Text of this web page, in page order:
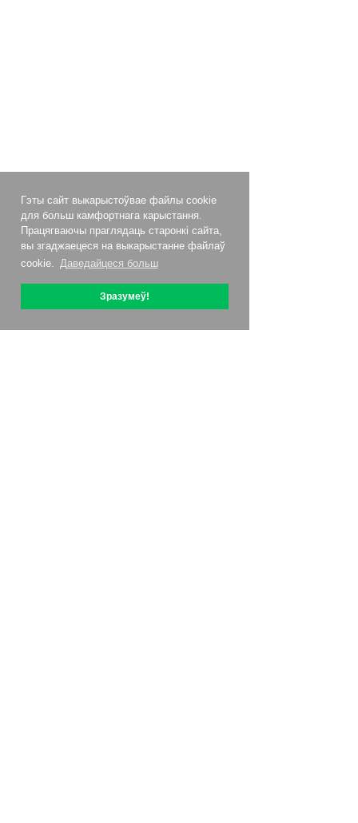
Гэты сайт выкарыстоўвае файлы cookie
для больш камфортнага карыстання.
Працягваючы праглядаць старонкі сайта,
вы згаджаецеся на выкарыстанне файлаў
cookie. Даведайцеся больш
Зразумеў!